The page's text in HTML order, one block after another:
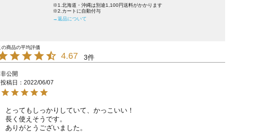
※1.北海道・沖縄は別途1,100円送料がかかります
※2.カートに自動付与
→返品について
4.67 3
非公開
投稿日
2022/06/07
とってもしっかりしていて、かっこいい！
長く使えそうです。
ありがとうございました。